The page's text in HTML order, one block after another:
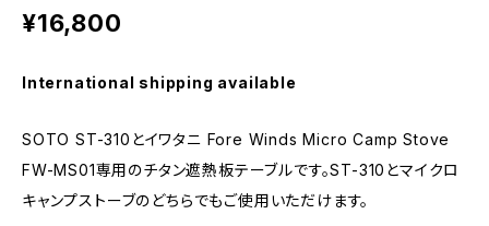
¥16,800
International shipping available
SOTO ST-310とイワタニ Fore Winds Micro Camp Stove
FW-MS01専用のチタン遮熱板テーブルです。ST-310とマイクロ
キャンプストーブのどちらでもご使用いただけます。